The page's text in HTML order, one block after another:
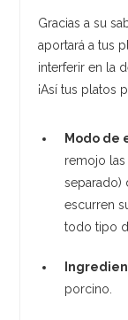
Gracias a su
aportará a tus
interferir en la
¡Así tus platos
Modo de
remojo
separado)
escurren
todo tipo
porcino.